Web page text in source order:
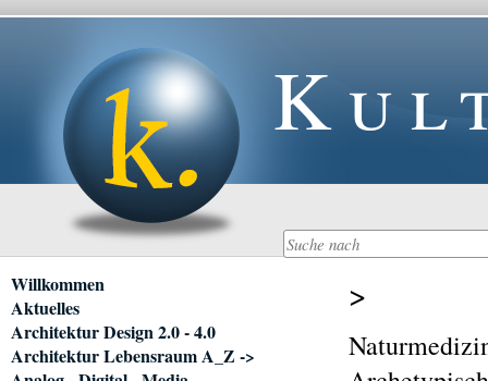
>
Navigation
überspringen
Willkommen
Aktuelles
Architektur Design 2.0 - 4.0
Architektur Lebensraum A_Z ->